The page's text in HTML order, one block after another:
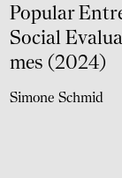
Popu­lar
Social
mes (2024)
Simone Schmid